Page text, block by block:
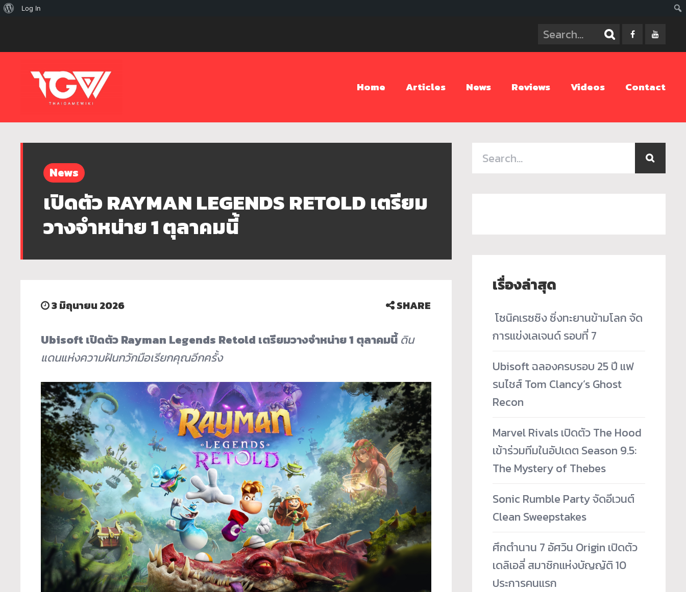
Home Articles News Reviews Videos Contact
News
เปิดตัว RAYMAN LEGENDS RETOLD เตรียม
วางจำหน่าย 1 ตุลาคมนี้
3 มิถุนายน 2026 SHARE
UbisoftเปิดตัวRayman Legends Retold เตรียมวางจำหน่าย1 ตุลาคมนี้ดิน
แดนแห่งความฝันกวักมือเรียกคุณอีกครั้ง
เรื่องล่าสุด
­ โซนิคเรซซิง ซิ่งทะยานข้ามโลก จัด
การแข่งเลเจนด์ รอบที่ 7
Ubisoft ฉลองครบรอบ 25 ปี แฟ
รนไชส์ Tom Clancy’s Ghost
Recon
Marvel Rivals เปิดตัว The Hood
เข้าร่วมทีมในอัปเดต Season 9.5:
The Mystery of Thebes
Sonic Rumble Party จัดอีเวนต์
Clean Sweepstakes
ศึกตำนาน 7 อัศวิน Origin เปิดตัว
เดลิเอลี่ สมาชิกแห่งบัญญัติ 10
ประการคนแรก
เกี่ยวLog In